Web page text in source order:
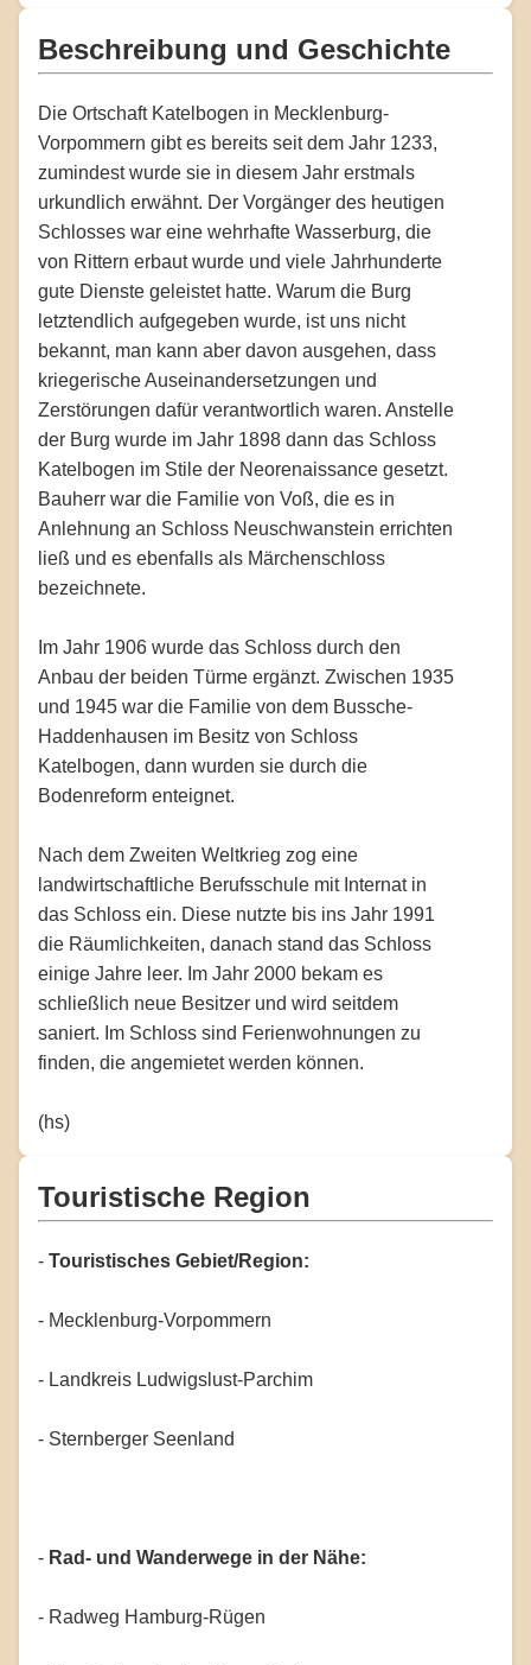
Beschreibung und Geschichte
Die Ortschaft Katelbogen in Mecklenburg-
Vorpommern gibt es bereits seit dem Jahr 1233,
zumindest wurde sie in diesem Jahr erstmals
urkundlich erwähnt. Der Vorgänger des heutigen
Schlosses war eine wehrhafte Wasserburg, die
von Rittern erbaut wurde und viele Jahrhunderte
gute Dienste geleistet hatte. Warum die Burg
letztendlich aufgegeben wurde, ist uns nicht
bekannt, man kann aber davon ausgehen, dass
kriegerische Auseinandersetzungen und
Zerstörungen dafür verantwortlich waren. Anstelle
der Burg wurde im Jahr 1898 dann das Schloss
Katelbogen im Stile der Neorenaissance gesetzt.
Bauherr war die Familie von Voß, die es in
Anlehnung an Schloss Neuschwanstein errichten
ließ und es ebenfalls als Märchenschloss
bezeichnete.
Im Jahr 1906 wurde das Schloss durch den
Anbau der beiden Türme ergänzt. Zwischen 1935
und 1945 war die Familie von dem Bussche-
Haddenhausen im Besitz von Schloss
Katelbogen, dann wurden sie durch die
Bodenreform enteignet.
Nach dem Zweiten Weltkrieg zog eine
landwirtschaftliche Berufsschule mit Internat in
das Schloss ein. Diese nutzte bis ins Jahr 1991
die Räumlichkeiten, danach stand das Schloss
einige Jahre leer. Im Jahr 2000 bekam es
schließlich neue Besitzer und wird seitdem
saniert. Im Schloss sind Ferienwohnungen zu
finden, die angemietet werden können.
(hs)
Touristische Region
- Touristisches Gebiet/Region:
- Mecklenburg-Vorpommern
- Landkreis Ludwigslust-Parchim
- Sternberger Seenland
- Rad- und Wanderwege in der Nähe:
- Radweg Hamburg-Rügen